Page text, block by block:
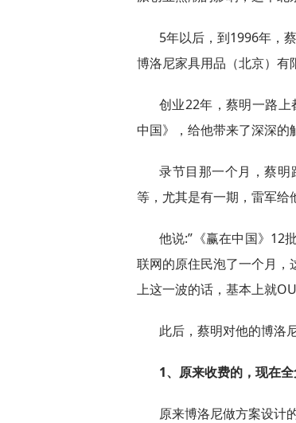
5年以后，到1996年，
博洛尼家具用品（北京）有
创业22年，蔡明一路
中国》，给他带来了深深的
录节目那一个月，蔡
等，尤其是有一期，雷军给
他说:”《赢在中国》12
联网的原住民泡了一个月
上这一波的话，基本上就
此后，蔡明对他的博洛
1、原来收费的，现在全
原来博洛尼做方案设计